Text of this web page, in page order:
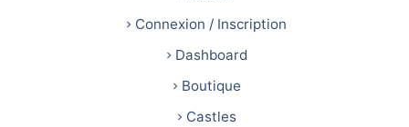
Connexion / Inscription
Dashboard
Boutique
Castles